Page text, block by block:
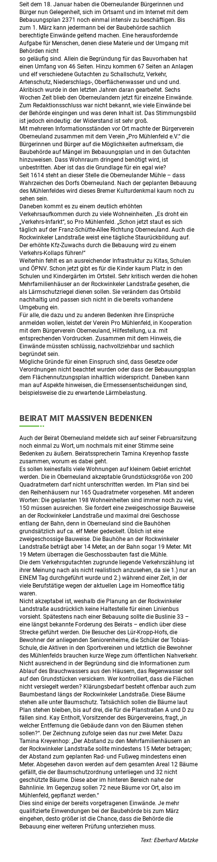
Seit dem 18. Januar haben die Oberneulander Bürgerinnen und
Bürger nun Gelegenheit, sich im Ortsamt und im Internet mit dem
Bebauungsplan 2371 noch einmal intensiv zu beschäftigen. Bis
zum 1. März kann jedermann bei der Baubehörde sachlich
berechtigte Einwände geltend machen. Eine herausfordernde
Aufgabe für Menschen, denen diese Materie und der Umgang mit
Behörden nicht
so geläufig sind. Allein die Begründung für das Bauvorhaben hat
einen Umfang von 46 Seiten. Hinzu kommen 67 Seiten an Anlagen
und elf verschiedene Gutachten zu Schallschutz, Verkehr,
Artenschutz, Niederschlags-, Oberflächenwasser und und und.
Akribisch wurde in den letzten Jahren daran gearbeitet. Sechs
Wochen Zeit blieb den Oberneulandern jetzt für einzelne Einwände.
Zum Redaktionsschluss war nicht bekannt, wie viele Einwände bei
der Behörde eingingen und was deren Inhalt ist. Das Stimmungsbild
ist jedoch eindeutig: der Widerstand ist sehr groß.
Mit mehreren Informationsständen vor Ort machte der Bürgerverein
Oberneuland zusammen mit dem Verein „Pro Mühlenfeld e.V.“ die
Bürgerinnen und Bürger auf die Möglichkeiten aufmerksam, die
Baubehörde auf Mängel im Bebauungsplan und in den Gutachten
hinzuweisen. Dass Wohnraum dringend benötigt wird, ist
unbestritten. Aber ist das die Grundlage für ein egal wie?
Seit 1614 steht an dieser Stelle die Oberneulander Mühle – dass
Wahrzeichen des Dorfs Oberneuland. Nach der geplanten Bebauung
des Mühlenfeldes wird dieses Bremer Kulturdenkmal kaum noch zu
sehen sein.
Daneben kommt es zu einem deutlich erhöhten
Verkehrsaufkommen durch zu viele Wohneinheiten. „Es droht ein
„Verkehrs-Infarkt“, so Pro Mühlenfeld. „Schon jetzt staut es sich
täglich auf der Franz-Schütte-Allee Richtung Oberneuland. Auch die
Rockwinkeler Landstraße weist eine tägliche Staurückbildung auf.
Der erhöhte Kfz-Zuwachs durch die Bebauung wird zu einem
Verkehrs-Kollaps führen!“
Weiterhin fehlt es an ausreichender Infrastruktur zu Kitas, Schulen
und ÖPNV. Schon jetzt gibt es für die Kinder kaum Platz in den
Schulen und Kindergärten im Ortsteil. Sehr kritisch werden die hohen
Mehrfamilienhäuser an der Rockwinkeler Landstraße gesehen, die
als Lärmschutzriegel dienen sollen. Sie verändern das Ortsbild
nachhaltig und passen sich nicht in die bereits vorhandene
Umgebung ein.
Für alle, die dazu und zu anderen Bedenken ihre Einsprüche
anmelden wollen, leistet der Verein Pro Mühlenfeld, in Kooperation
mit dem Bürgerverein Oberneuland, Hilfestellung, u.a. mit
entsprechenden Vordrucken. Zusammen mit dem Hinweis, die
Einwände müssten schlüssig, nachvollziehbar und sachlich
begründet sein.
Mögliche Gründe für einen Einspruch sind, dass Gesetze oder
Verordnungen nicht beachtet wurden oder dass der Bebauungsplan
dem Flächennutzungsplan inhaltlich widerspricht. Daneben kann
man auf Aspekte hinweisen, die Ermessensentscheidungen sind,
beispielsweise die zu erwartende Lärmbelastung.
BEIRAT MIT MASSIVEN BEDENKEN
Auch der Beirat Oberneuland meldete sich auf seiner Februarsitzung
noch einmal zu Wort, um nochmals mit einer Stimme seine
Bedenken zu äußern. Beiratssprecherin Tamina Kreyenhop fasste
zusammen, worum es dabei geht.
Es sollen keinesfalls viele Wohnungen auf kleinem Gebiet errichtet
werden. Die in Oberneuland akzeptable Grundstücksgröße von 200
Quadratmetern darf nicht unterschritten werden. Im Plan sind bei
den Reihenhäusern nur 165 Quadratmeter vorgesehen. Mit anderen
Worten: Die geplanten 198 Wohneinheiten sind immer noch zu viel,
150 müssen ausreichen. Sie fordert eine zweigeschossige Bauweise
an der Rockwinkeler Landstraße und maximal drei Geschosse
entlang der Bahn, denn in Oberneuland sind die Bauhöhen
grundsätzlich auf ca. elf Meter gedeckelt. Üblich ist eine
zweigeschossige Bauweise. Die Bauhöhe an der Rockwinkeler
Landstraße beträgt aber 14 Meter, an der Bahn sogar 19 Meter. Mit
19 Metern überragen die Geschossbauten fast die Mühle.
Die dem Verkehrsgutachten zugrunde liegende Verkehrszählung ist
ihrer Meinung nach als nicht realistisch anzusehen, da sie 1.) nur an
EINEM Tag durchgeführt wurde und 2.) während einer Zeit, in der
viele Berufstätige wegen der aktuellen Lage im Homeoffice tätig
waren.
Nicht akzeptabel ist, weshalb die Planung an der Rockwinkeler
Landstraße ausdrücklich keine Haltestelle für einen Linienbus
vorsieht. Spätestens nach einer Bebauung sollte die Buslinie 33 –
eine längst bekannte Forderung des Beirats – endlich über diese
Strecke geführt werden. Die Besucher des Lür-Kropp-Hofs, die
Bewohner der anliegenden Seniorenheime, die Schüler der Tobias-
Schule, die Aktiven in den Sportvereinen und letztlich die Bewohner
des Mühlenfelds brauchen kurze Wege zum öffentlichen Nahverkehr.
Nicht ausreichend in der Begründung sind die Informationen zum
Ablauf des Brauchwassers aus den Häusern, das Regenwasser soll
auf den Grundstücken versickern. Wer kontrolliert, dass die Flächen
nicht versiegelt werden? Klärungsbedarf besteht offenbar auch zum
Baumbestand längs der Rockwinkeler Landstraße. Diese Bäume
stehen alle unter Baumschutz. Tatsächlich sollen die Bäume laut
Plan stehen bleiben, bis auf drei, die für die Planstraßen A und D zu
fällen sind. Kay Entholt, Vorsitzender des Bürgervereins, fragt, „in
welcher Entfernung die Gebäude dann von den Bäumen stehen
sollen?“. Der Zeichnung zufolge seien das nur zwei Meter. Dazu
Tamina Kreyenhop: „Der Abstand zu den Mehrfamilienhäusern an
der Rockwinkeler Landstraße sollte mindestens 15 Meter betragen;
der Abstand zum geplanten Rad- und Fußweg mindestens einen
Meter. Abgesehen davon werden auf dem gesamten Areal 12 Bäume
gefällt, die der Baumschutzordnung unterliegen und 32 nicht
geschützte Bäume. Diese aber im hinteren Bereich nahe der
Bahnlinie. Im Gegenzug sollen 72 neue Bäume vor Ort, also im
Mühlenfeld, gepflanzt werden.“
Dies sind einige der bereits vorgetragenen Einwände. Je mehr
qualifizierte Einwendungen bei der Baubehörde bis zum März
eingehen, desto größer ist die Chance, dass die Behörde die
Bebauung einer weiteren Prüfung unterziehen muss.
Text: Eberhard Matzke